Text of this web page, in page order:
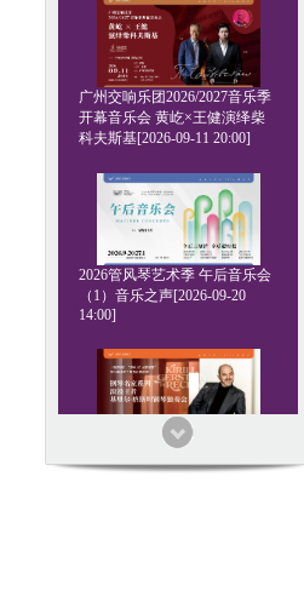
广州交响乐团2026/2027音乐季
开幕音乐会 黄屹×王健演绎柴
科夫斯基[2026-09-11 20:00]
2026管风琴艺术季 午后音乐会
（1）音乐之声[2026-09-20
14:00]
钢琴名家系列 浪漫王者 基里尔
·格斯坦钢琴独奏会[2026-09-24